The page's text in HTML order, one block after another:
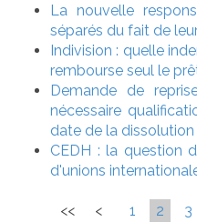
La nouvelle
séparés du fait de
Indivision : quelle
rembourse seul le
Demande de
nécessaire
date de la
CEDH : la question
d'unions
<< < 1 2 3